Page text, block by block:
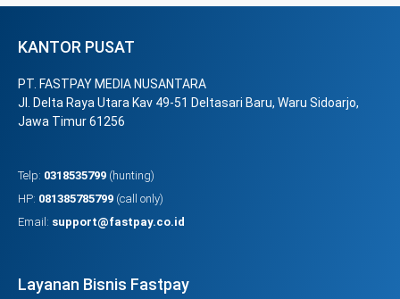
KANTOR PUSAT
PT. FASTPAY MEDIA NUSANTARA
Jl. Delta Raya Utara Kav 49-51 Deltasari Baru, Waru Sidoarjo,
Jawa Timur 61256
Telp: 0318535799 (hunting)
HP: 081385785799 (call only)
Email: support@fastpay.co.id
Layanan Bisnis Fastpay